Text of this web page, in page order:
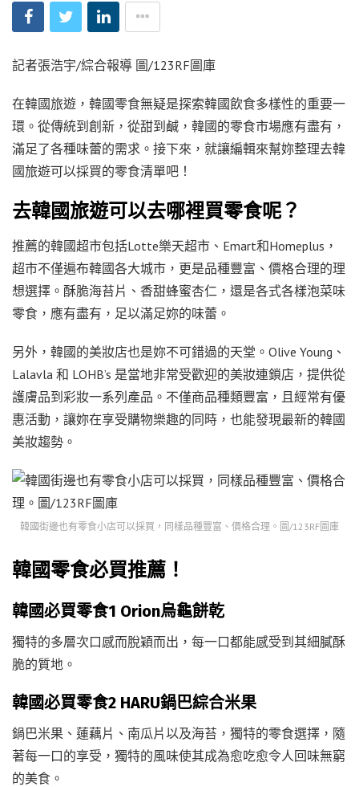
記者張浩宇/綜合報導 圖/123RF圖庫
在韓國旅遊，韓國零食無疑是探索韓國飲食多樣性的重要一
環。從傳統到創新，從甜到鹹，韓國的零食市場應有盡有，
滿足了各種味蕾的需求。接下來，就讓編輯來幫妳整理去韓
國旅遊可以採買的零食清單吧！
去韓國旅遊可以去哪裡買零食呢？
推薦的韓國超市包括Lotte樂天超市、Emart和Homeplus，
超市不僅遍布韓國各大城市，更是品種豐富、價格合理的理
想選擇。酥脆海苔片、香甜蜂蜜杏仁，還是各式各樣泡菜味
零食，應有盡有，足以滿足妳的味蕾。
另外，韓國的美妝店也是妳不可錯過的天堂。Olive Young、
Lalavla 和 LOHB’s 是當地非常受歡迎的美妝連鎖店，提供從
護膚品到彩妝一系列產品。不僅商品種類豐富，且經常有優
惠活動，讓妳在享受購物樂趣的同時，也能發現最新的韓國
美妝趨勢。
韓國街邊也有零食小店可以採買，同樣品種豐富、價格合理。圖/123RF圖庫
韓國零食必買推薦！
韓國必買零食1 Orion烏龜餅乾
獨特的多層次口感而脫穎而出，每一口都能感受到其細膩酥
脆的質地。
韓國必買零食2 HARU鍋巴綜合米果
鍋巴米果、蓮藕片、南瓜片以及海苔，獨特的零食選擇，隨
著每一口的享受，獨特的風味使其成為愈吃愈令人回味無窮
的美食。